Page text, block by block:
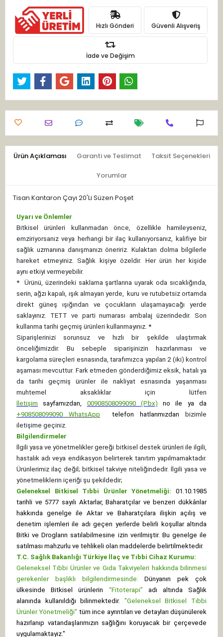
Hızlı Gönderi Güvenli Alışveriş
İade ve Değişim
Ürün Açıklaması Garanti ve Teslimat Taksit Seçenekleri
Yorumlar
Tisan Kantaron Çayı 20'Li Süzen Poşet
Uyarı ve Önlemler
Bitkisel ürünleri kullanmadan önce, özellikle hamileyseniz,
emziriyorsanız veya herhangi bir ilaç kullanıyorsanız, kalifiye bir
sağlık uzmanına danışmanızı öneririz. Kulaktan dolma bilgilerle
hareket etmeyiniz. Sağlık kişiye özeldir. Her ürün her kişide
aynı etkiyi vermeyebilir.
*
Ürünü, üzerindeki saklama şartlarına uyarak oda sıcaklığında,
serin, ağzı kapalı, ışık almayan yerde, kuru ve rutubetsiz ortamda
direkt güneş ışığından ve çocukların ulaşamayacağı yerde
saklayınız. TETT ve parti numarası ambalaj üzerindedir. Son
kullanma tarihi geçmiş ürünleri kullanmayınız. *
Siparişlerinizi sorunsuz ve hızlı bir şekilde ulaştırmak
önceliğimizdir. Bu sebeple siparişinizin hazırlanması ve
kargolama süreçleri esnasında, tarafımızca yapılan 2 (iki) kontrol
aşaması mevcuttur. Fark etmeden gönderdiğimiz eksik, hatalı ya
da tarihi geçmiş ürünler ile nakliyat esnasında yaşanması
muhtemel aksaklıklar için lütfen
İletişim
sayfamızdan, 00908508099090 (Pbx) no ile ya da
+908508099090 WhatsApp telefon hatlarımızdan bizimle
iletişime geçiniz.
Bilgilendirmeler
İlgili yasa ve yönetmelikler gereği bitkisel destek ürünleri ile ilgili,
hastalık adı veya endikasyon belirterek tanıtım yapılmamaktadır.
Ürünlerimiz ilaç değil; bitkisel takviye niteliğindedir. İlgili yasa ve
yönetmeliklerin içeriği şu şekildedir;
Geleneksel Bitkisel Tıbbi Ürünler Yönetmeliği: 01.10.1985
tarihli ve 5777 sayılı Aktarlar, Baharatçılar ve benzeri dükkânlar
hakkında genelge ile Aktar ve Baharatçılara ilişkin açılış ve
denetim işlemleri ile adı geçen yerlerde belirli koşullar altında
Bitki ve Drogların satılabilmesine izin verilmiştir. Bu genelge ile
satılması mahzurlu ve tehlikeli olan maddelerde belirtilmektedir.
T.C. Sağlık Bakanlığı Türkiye İlaç ve Tıbbi Cihaz Kurumu:
Geleneksel Tıbbi Ürünler ve Gıda Takviyeleri hakkında bilinmesi
gerekenler başlıklı bilgilendirmesinde:
Dünyanın pek çok
ülkesinde Bitkisel ürünlerin “Fitoterapi” adı altında Sağlık
alanında kullanıldığı bilinmektedir. "Geleneksel Bitkisel Tıbbi
Ürünler Yönetmeliği" tüm ince ayrıntıları ve detayları düşünülerek
hazırlanıp vatandaşlarımızın sağlığını koruyacak bir çerçevede
uygulamaktayız."